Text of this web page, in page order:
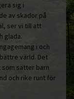
sig i
av skador på
ser vi till att
glada.
i och
värld. Det
sätter barn
och rike runt för